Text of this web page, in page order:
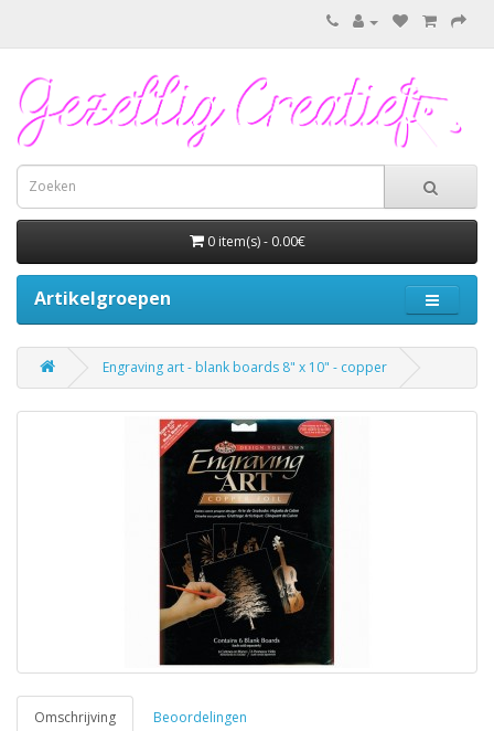
0 item(s) - 0.00€
Artikelgroepen
Engraving art - blank boards 8" x 10" - copper
Omschrijving Beoordelingen